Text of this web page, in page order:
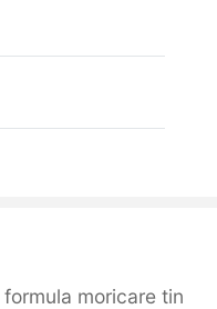
moricare tin